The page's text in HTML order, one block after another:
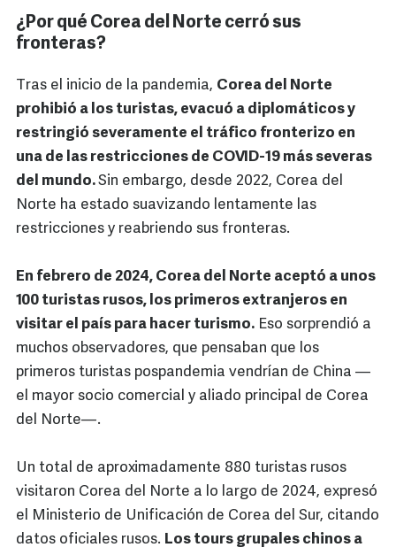
¿Por qué Corea del Norte cerró sus
fronteras?
Tras el inicio de la pandemia, Corea del Norte
prohibió a los turistas, evacuó a diplomáticos y
restringió severamente el tráfico fronterizo en
una de las restricciones de COVID-19 más severas
del mundo.Sin embargo, desde 2022, Corea del
Norte ha estado suavizando lentamente las
restricciones y reabriendo sus fronteras.
En febrero de 2024, Corea del Norte aceptó a unos
100 turistas rusos, los primeros extranjeros en
visitar el país para hacer turismo. Eso sorprendió a
muchos observadores, que pensaban que los
primeros turistas pospandemia vendrían de China —
el mayor socio comercial y aliado principal de Corea
del Norte—.
Un total de aproximadamente 880 turistas rusos
visitaron Corea del Norte a lo largo de 2024, expresó
el Ministerio de Unificación de Corea del Sur, citando
datos oficiales rusos. Los tours grupales chinos a